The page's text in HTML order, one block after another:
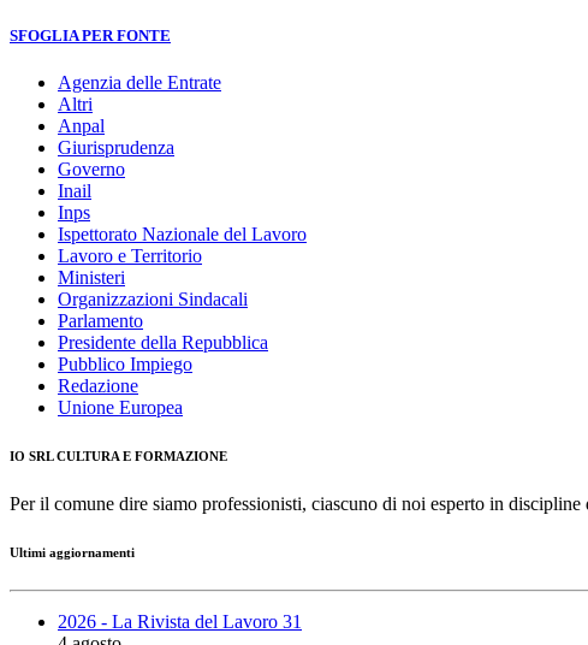
SFOGLIA PER FONTE
Agenzia delle Entrate
Altri
Anpal
Giurisprudenza
Governo
Inail
Inps
Ispettorato Nazionale del Lavoro
Lavoro e Territorio
Ministeri
Organizzazioni Sindacali
Parlamento
Presidente della Repubblica
Pubblico Impiego
Redazione
Unione Europea
IO SRL CULTURA E FORMAZIONE
Per il comune dire siamo professionisti, ciascuno di noi esperto in
Ultimi aggiornamenti
2026 - La Rivista del Lavoro 31